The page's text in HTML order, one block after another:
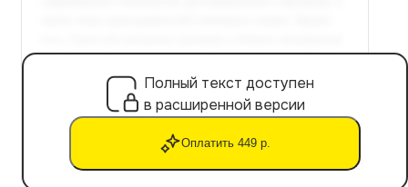
Полный текст доступен
в расширенной версии
Оплатить 449 р.